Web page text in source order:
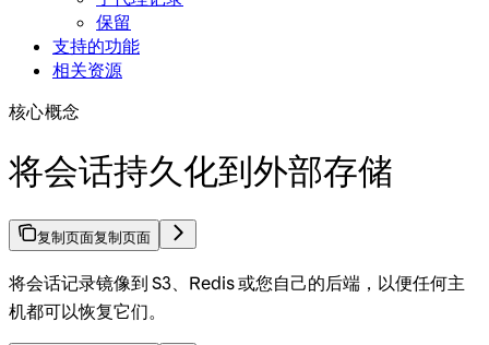
保留
支持的功能
相关资源
核心概念
将会话持久化到外部存储
复制页面复制页面
将会话记录镜像到 S3、Redis 或您自己的后端，以便任何主
机都可以恢复它们。